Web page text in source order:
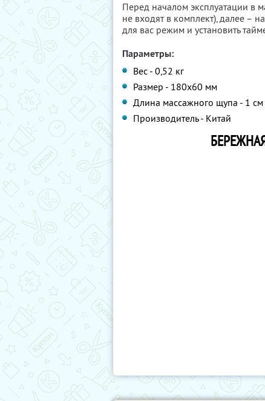
Перед началом эксплуатации в
не входят в комплект), далее –
для вас режим и установить
Параметры:
Вес - 0,52 кг
Размер - 180x60 мм
Длина массажного щупа - 1 см
Производитель - Китай